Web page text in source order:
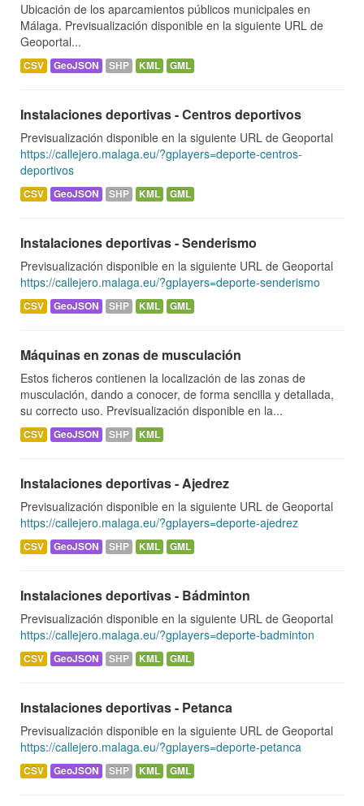
Ubicación de los aparcamientos públicos municipales en
Málaga. Previsualización disponible en la siguiente URL de
Geoportal...
CSV GeoJSON SHP KML GML
Instalaciones deportivas - Centros deportivos
Previsualización disponible en la siguiente URL de Geoportal
https://callejero.malaga.eu/?gplayers=deporte-centros-
deportivos
CSV GeoJSON SHP KML GML
Instalaciones deportivas - Senderismo
Previsualización disponible en la siguiente URL de Geoportal
https://callejero.malaga.eu/?gplayers=deporte-senderismo
CSV GeoJSON SHP KML GML
Máquinas en zonas de musculación
Estos ficheros contienen la localización de las zonas de
musculación, dando a conocer, de forma sencilla y detallada,
su correcto uso. Previsualización disponible en la...
CSV GeoJSON SHP KML
Instalaciones deportivas - Ajedrez
Previsualización disponible en la siguiente URL de Geoportal
https://callejero.malaga.eu/?gplayers=deporte-ajedrez
CSV GeoJSON SHP KML GML
Instalaciones deportivas - Bádminton
Previsualización disponible en la siguiente URL de Geoportal
https://callejero.malaga.eu/?gplayers=deporte-badminton
CSV GeoJSON SHP KML GML
Instalaciones deportivas - Petanca
Previsualización disponible en la siguiente URL de Geoportal
https://callejero.malaga.eu/?gplayers=deporte-petanca
CSV GeoJSON SHP KML GML